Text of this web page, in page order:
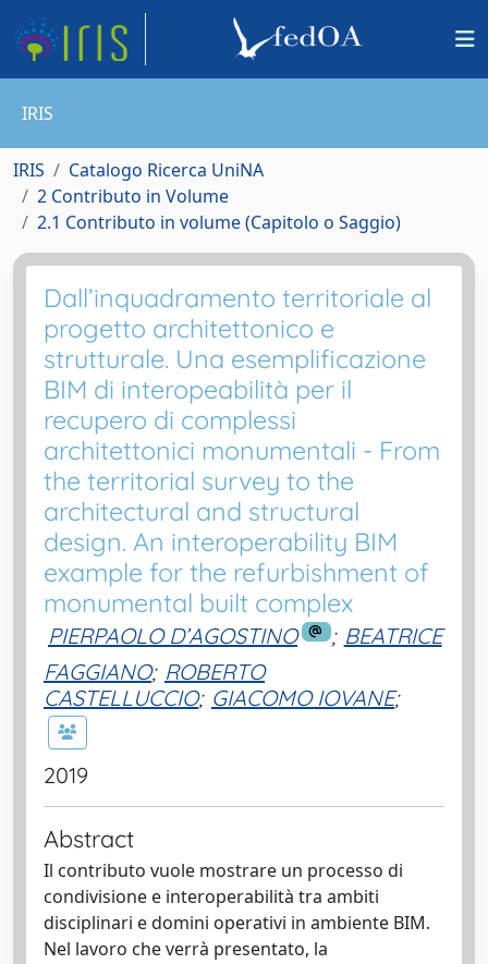
IRIS
IRIS
Catalogo Ricerca UniNA
2 Contributo in Volume
2.1 Contributo in volume (Capitolo o Saggio)
Dall’inquadramento territoriale al
progetto architettonico e
strutturale. Una esemplificazione
BIM di interopeabilità per il
recupero di complessi
architettonici monumentali - From
the territorial survey to the
architectural and structural
design. An interoperability BIM
example for the refurbishment of
monumental built complex
PIERPAOLO D’AGOSTINO ; BEATRICE
FAGGIANO; ROBERTO
CASTELLUCCIO; GIACOMO IOVANE;
2019
Abstract
Il contributo vuole mostrare un processo di
condivisione e interoperabilità tra ambiti
disciplinari e domini operativi in ambiente BIM.
Nel lavoro che verrà presentato, la